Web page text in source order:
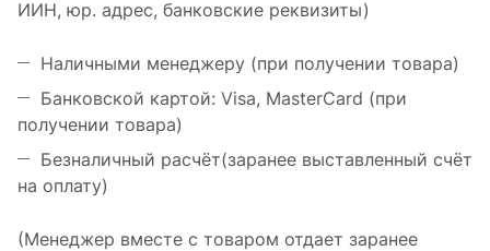
ИИН, юр. адрес, банковские реквизиты)
Наличными менеджеру (при получении товара)
Банковской картой: Visa, MasterCard (при
получении товара)
Безналичный расчёт(заранее выставленный счёт
на оплату)
(Менеджер вместе с товаром отдает заранее